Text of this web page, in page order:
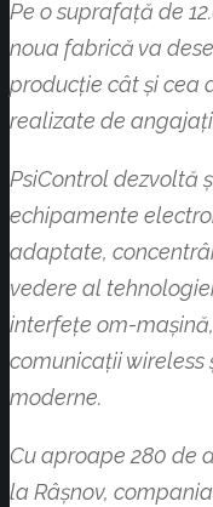
Pe o suprafață de
noua fabrică va
producție cât și cea
realizate de
PsiControl dezvoltă
echipamente
adaptate,
vedere al
interfețe om-
comunicații wireless
moderne.
Cu aproape 280 de
la Râșnov,